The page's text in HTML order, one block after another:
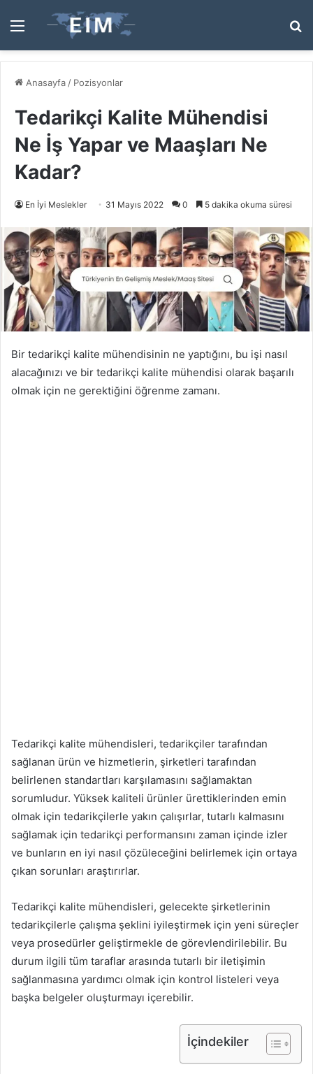
Menü
...
Anasayfa / Pozisyonlar
Tedarikçi Kalite Mühendisi
Ne İş Yapar ve Maaşları Ne
Kadar?
En İyi Meslekler 31 Mayıs 2022 0 5 dakika okuma süresi
Bir tedarikçi kalite mühendisinin ne yaptığını, bu işi nasıl
alacağınızı ve bir tedarikçi kalite mühendisi olarak başarılı
olmak için ne gerektiğini öğrenme zamanı.
Tedarikçi kalite mühendisleri, tedarikçiler tarafından
sağlanan ürün ve hizmetlerin, şirketleri tarafından
belirlenen standartları karşılamasını sağlamaktan
sorumludur. Yüksek kaliteli ürünler ürettiklerinden emin
olmak için tedarikçilerle yakın çalışırlar, tutarlı kalmasını
sağlamak için tedarikçi performansını zaman içinde izler
ve bunların en iyi nasıl çözüleceğini belirlemek için ortaya
çıkan sorunları araştırırlar.
Tedarikçi kalite mühendisleri, gelecekte şirketlerinin
tedarikçilerle çalışma şeklini iyileştirmek için yeni süreçler
veya prosedürler geliştirmekle de görevlendirilebilir. Bu
durum ilgili tüm taraflar arasında tutarlı bir iletişimin
sağlanmasına yardımcı olmak için kontrol listeleri veya
başka belgeler oluşturmayı içerebilir.
İçindekiler